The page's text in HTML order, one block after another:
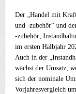
Der „Handel mit
und -zubehör“ und
-zubehör;
im ersten Halbjahr
Auch in der
wächst der Umsatz,
sich der nominale
Vorjahresvergleich